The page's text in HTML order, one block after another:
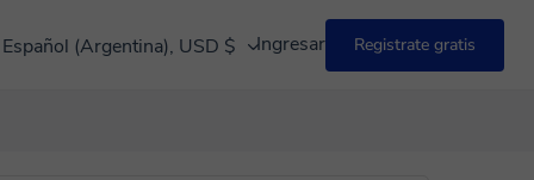
Español (Argentina), USD $ Ingresar Registrate gratis